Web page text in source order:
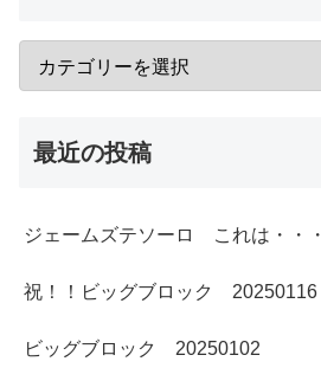
最近の投稿
ジェームズテソーロ これは・・・
祝！！ビッグブロック 20250116
ビッグブロック 20250102